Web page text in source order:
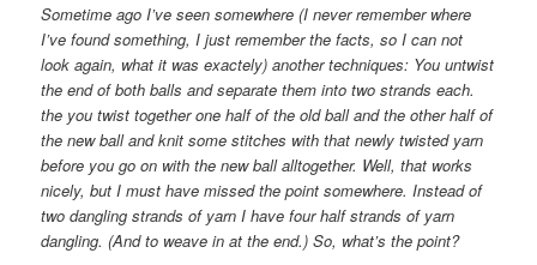
Sometime ago I’ve seen somewhere (I never remember where
I’ve found something, I just remember the facts, so I can not
look again, what it was exactely) another techniques: You untwist
the end of both balls and separate them into two strands each.
the you twist together one half of the old ball and the other half of
the new ball and knit some stitches with that newly twisted yarn
before you go on with the new ball alltogether. Well, that works
nicely, but I must have missed the point somewhere. Instead of
two dangling strands of yarn I have four half strands of yarn
dangling. (And to weave in at the end.) So, what’s the point?